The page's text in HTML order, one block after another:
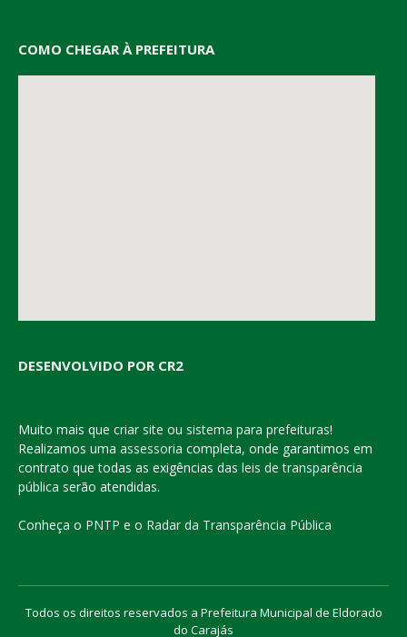
COMO CHEGAR À PREFEITURA
DESENVOLVIDO POR CR2
Muito mais que criar site ou sistema para prefeituras!
Realizamos uma assessoria completa, onde garantimos em
contrato que todas as exigências das leis de transparência
pública serão atendidas.
Conheça o PNTP e o Radar da Transparência Pública
Todos os direitos reservados a Prefeitura Municipal de Eldorado
do Carajás